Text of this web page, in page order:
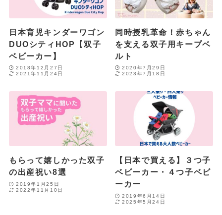
日本育児キンダーワゴン
DUOシティHOP【双子
ベビーカー】
2018年12月27日
2021年11月24日
同時授乳革命！赤ちゃん
を支える双子用キープベ
ルト
2020年7月29日
2023年7月18日
もらって嬉しかった双子
の出産祝い8選
2019年1月25日
2022年11月10日
【日本で買える】３つ子
ベビーカー・４つ子ベビ
ーカー
2019年6月14日
2025年5月24日